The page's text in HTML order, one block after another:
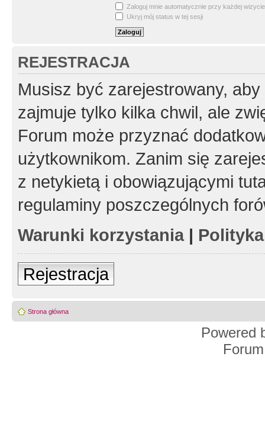
Zaloguj mnie automatycznie przy każdej wizycie
Ukryj mój status w tej sesji
REJESTRACJA
Musisz być zarejestrowany,
zajmuje tylko kilka chwil, ale
Forum może przyznać
użytkownikom. Zanim się
z netykietą i obowiązującymi
regulaminy poszczególnych
Warunki korzystania|
Rejestracja
Strona główna
Powered